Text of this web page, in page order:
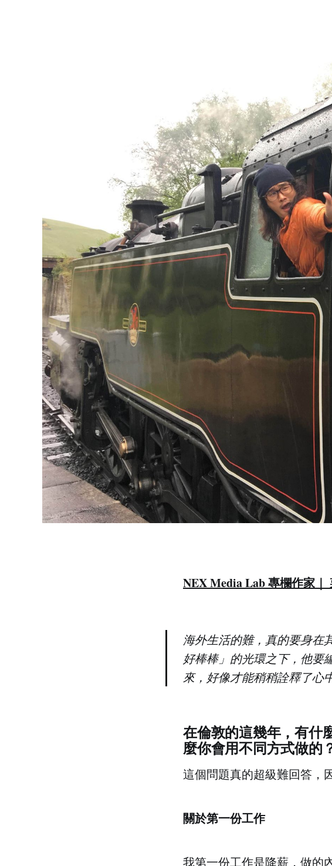
NEX Media Lab 專欄作家｜
海外生活的難，真的要身在
好棒棒」的光環之下，他要
來，好像才能稍稍詮釋了心
在倫敦的這幾年，有什
麼你會用不同方式做的
這個問題真的超級難回答，
關於第一份工作
我第一份工作是降薪，做的